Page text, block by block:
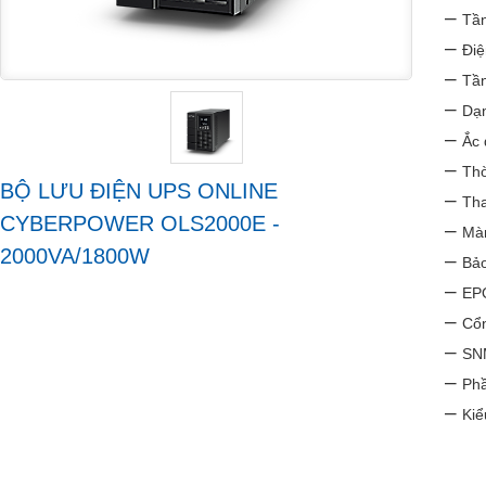
BỘ LƯU ĐIỆN UPS ONLINE
CYBERPOWER OLS2000E -
2000VA/1800W
–
–
–
–
– Ắc
–
–
–
–
–
–
–
–
–